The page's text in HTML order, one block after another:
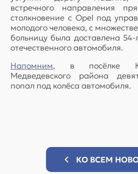
встречного направления
столкновение с Opel под
молодого человека, с
больницу была доставлена
отечественного автомобиля.
Напомним, в посёлке
Медведевского района
попал под колёса автомобиля.
КО ВСЕМ